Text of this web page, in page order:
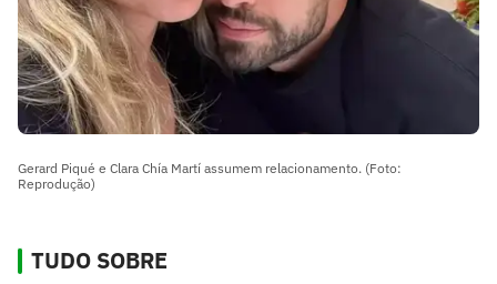
Gerard Piqué e Clara Chía Martí assumem relacionamento. (Foto:
Reprodução)
TUDO SOBRE